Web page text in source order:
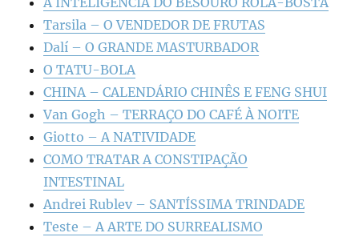
Tarsila – O VENDEDOR DE FRUTAS
Dalí – O GRANDE MASTURBADOR
O TATU-BOLA
CHINA – CALENDÁRIO CHINÊS E FENG SHUI
Van Gogh – TERRAÇO DO CAFÉ À NOITE
Giotto – A NATIVIDADE
COMO TRATAR A CONSTIPAÇÃO
INTESTINAL
Andrei Rublev – SANTÍSSIMA TRINDADE
Teste – A ARTE DO SURREALISMO